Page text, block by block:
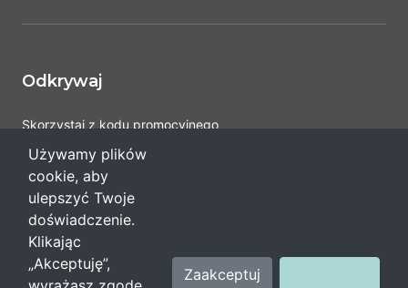
Odkrywaj
Skorzystaj z kodu promocyjnego
Regulaminy i polityka
Ciasteczka
Używamy plików
cookie, aby
ulepszyć Twoje
doświadczenie.
Klikając
„Akceptuję”,
Zaakceptuj